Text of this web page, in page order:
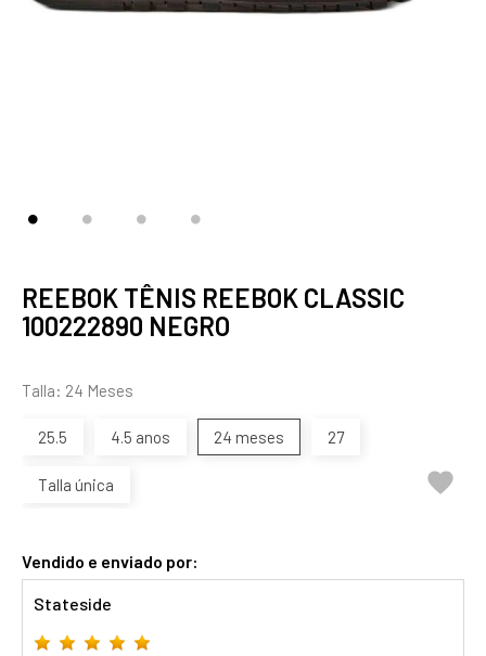
REEBOK TÊNIS REEBOK CLASSIC
100222890 NEGRO
Talla: 24 Meses
25.5 4.5 anos 24 meses 27
Talla única 
Vendido e enviado por:
Stateside